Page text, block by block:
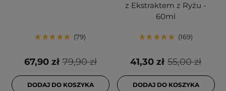
79
79,90 zł
67,90 zł
DODAJ DO KOSZYKA
z Ekstraktem z Ryżu -
60ml
169
55,00 zł
41,30 zł
DODAJ DO KOSZYKA